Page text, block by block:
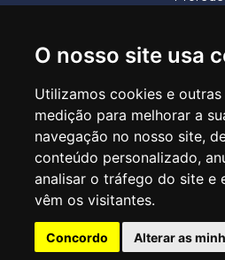
O nosso site usa
Utilizamos cookies e
medição para melhorar a
navegação no nosso site,
conteúdo personalizado,
analisar o tráfego do site e
vêm os visitantes.
Concordo Alterar as
SECRETARIA DE
Rua Claudino Barbosa, 313 - Macedo -
Central de Atendimento: